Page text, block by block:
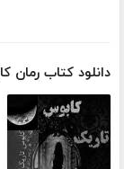
دانلود کتاب رمان